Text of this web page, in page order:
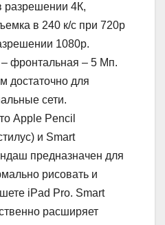
разрешении 4К,
в 240 к/с при 720p
1080p.
фронтальная – 5 Мп.
достаточно для
сети.
Apple Pencil
и Smart
предназначен для
рисовать и
iPad Pro. Smart
расширяет